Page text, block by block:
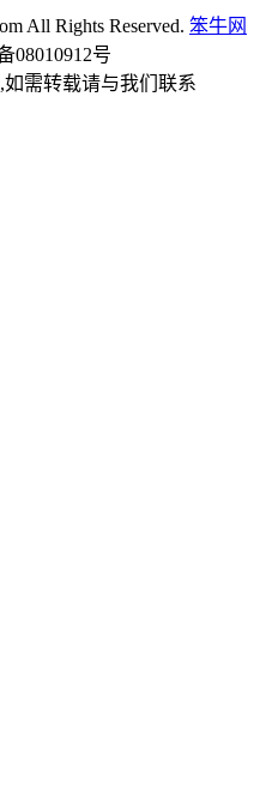
All Rights Reserved. 笨牛网
08010912号
需转载请与我们联系